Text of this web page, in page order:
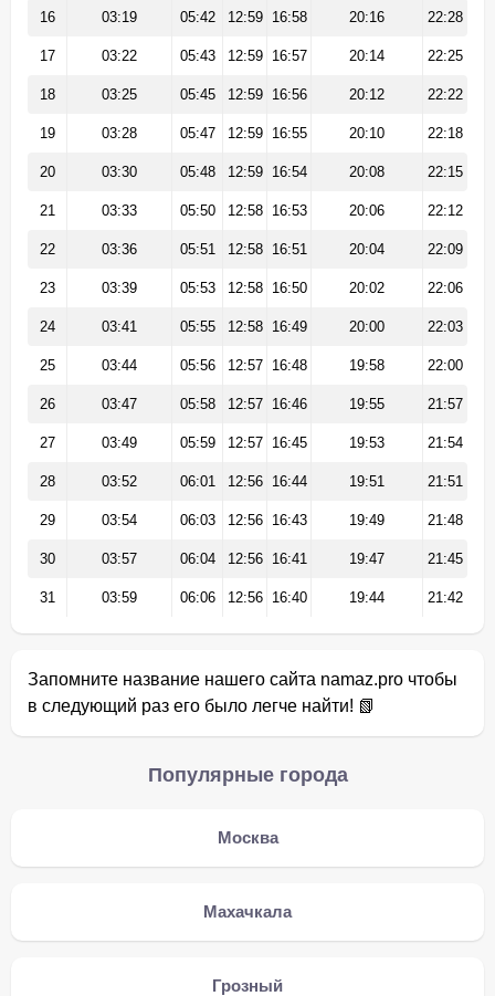
16 03:19 05:42 12:59 16:58 20:16 22:28
17 03:22 05:43 12:59 16:57 20:14 22:25
18 03:25 05:45 12:59 16:56 20:12 22:22
19 03:28 05:47 12:59 16:55 20:10 22:18
20 03:30 05:48 12:59 16:54 20:08 22:15
21 03:33 05:50 12:58 16:53 20:06 22:12
22 03:36 05:51 12:58 16:51 20:04 22:09
23 03:39 05:53 12:58 16:50 20:02 22:06
24 03:41 05:55 12:58 16:49 20:00 22:03
25 03:44 05:56 12:57 16:48 19:58 22:00
26 03:47 05:58 12:57 16:46 19:55 21:57
27 03:49 05:59 12:57 16:45 19:53 21:54
28 03:52 06:01 12:56 16:44 19:51 21:51
29 03:54 06:03 12:56 16:43 19:49 21:48
30 03:57 06:04 12:56 16:41 19:47 21:45
31 03:59 06:06 12:56 16:40 19:44 21:42
Запомните название нашего сайта namaz.pro чтобы
в следующий раз его было легче найти! 📗
Популярные города
Москва
Махачкала
Грозный